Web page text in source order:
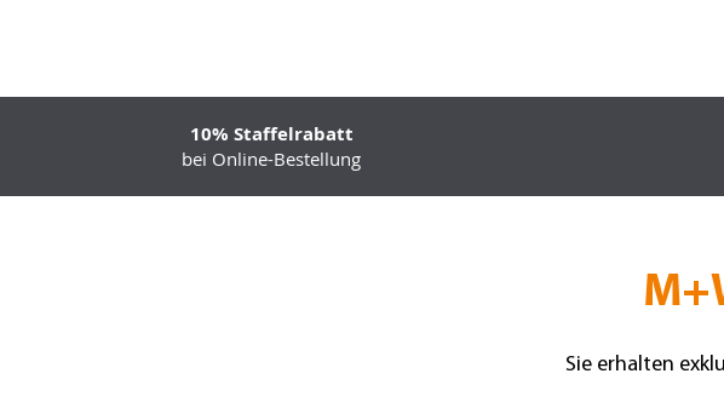
10% Staffelrabatt
bei Online-Bestellung
Sie erhalten